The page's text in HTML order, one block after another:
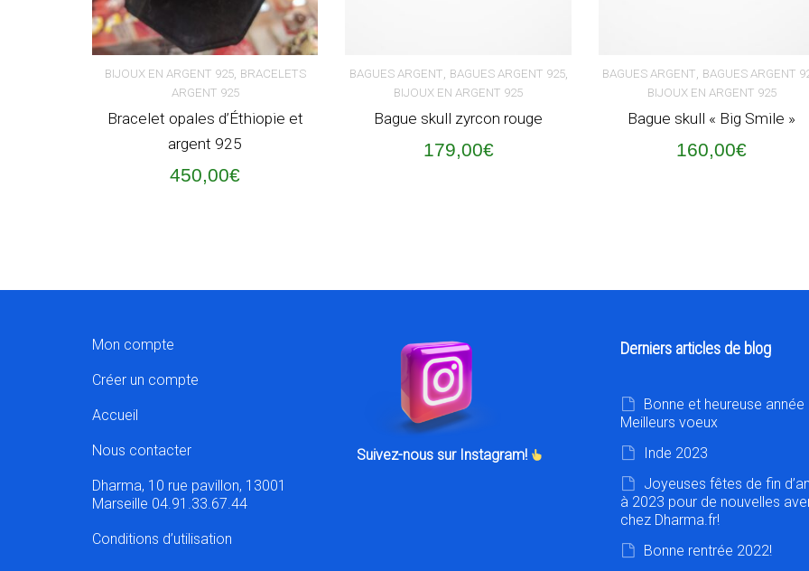
BIJOUX EN ARGENT 925, BRACELETS
ARGENT 925
Bracelet opales d’Éthiopie et
argent 925
450,00€
BAGUES ARGENT, BAGUES ARGENT 925,
BIJOUX EN ARGENT 925
Bague skull zyrcon rouge
179,00€
BAGUES ARGENT, BAGUES ARGENT
BIJOUX EN ARGENT 925
Bague skull « Big Smile »
160,00€
Mon compte
Créer un compte
Accueil
Nous contacter
Dharma, 10 rue pavillon, 13001
Marseille 04.91.33.67.44
Conditions d’utilisation
Suivez-nous sur Instagram!
Derniers articles de blog
Bonne et heureuse année
Meilleurs voeux
Inde 2023
Joyeuses fêtes de fin
à 2023 pour de nouvelles
chez Dharma.fr!
Bonne rentrée 2022!